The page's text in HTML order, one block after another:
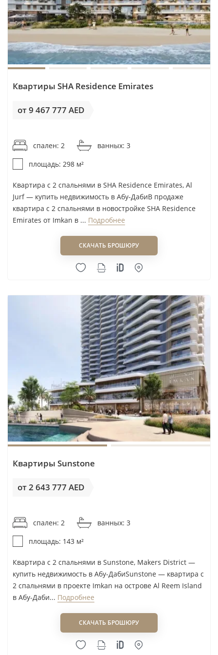
Для перепродажи наибольшее значение имеют
качество конкретного лота и момент входа. В
готовом Pixel ликвидность зависит от состояния
объекта и конкуренции с соседними квартирами.
реализации проекта, стадии строительства и
объекта без необходимости продавать актив
Риски покупки: 4 проверки до
подписания договора
Первый риск — ошибочный выбор стратегии.
Вилла в AlJurf и квартира в Pixel решают разные
задачи. Покупка виллы с расчётом на быстрый
выход может не совпасть с профилем аудитории,
которой нужен более длительный срок для
принятия решения.
строящегося объекта.При покупке на этапе
строительства нужно сверить дату передачи
объекта, поэтапный график платежей,
спецификацию отделки, допустимые изменения
проекта и условия расторжения договора.
Средства по проекту должны направляться на
эскроу-счёт в предусмотренном договором
порядке.
Третий риск — недооценка регулярных
расходов.Владелец должен заранее запросить
сведения о платежах за содержание общих
территорий, коммунальных расходах,
и возможном ремонте. Для частного дома эта
Четвёртый риск — покупка премиального
формата без сравнения.
относятся к более дорогой части каталога. Здесь
нельзя соглашаться на цену только из-за редкой
концепции: необходимо сравнить площадь,
приватность, состав услуг, статус строительства и
альтернативы в сопоставимом бюджете.
Квартиры SHA Residence Emirates
от 9 467 777 AED
спален: 2
ванных: 3
площадь: 298 м²
Квартира с 2 спальнями в SHA Residence Emirates, Al
Jurf — купить недвижимость в Абу-ДабиВ продаже
квартира с 2 спальнями в новостройке SHA Residence
Emirates от Imkan в ... Подробнее
СКАЧАТЬ БРОШЮРУ
Квартиры Sunstone
от 2 643 777 AED
спален: 2
ванных: 3
площадь: 143 м²
Квартира с 2 спальнями в Sunstone, Makers District —
купить недвижимость в Абу-ДабиSunstone — квартира с
2 спальнями в проекте Imkan на острове Al Reem Island
в Абу-Даби... Подробнее
СКАЧАТЬ БРОШЮРУ